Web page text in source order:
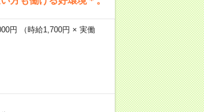
円 （時給1,700円 × 実働